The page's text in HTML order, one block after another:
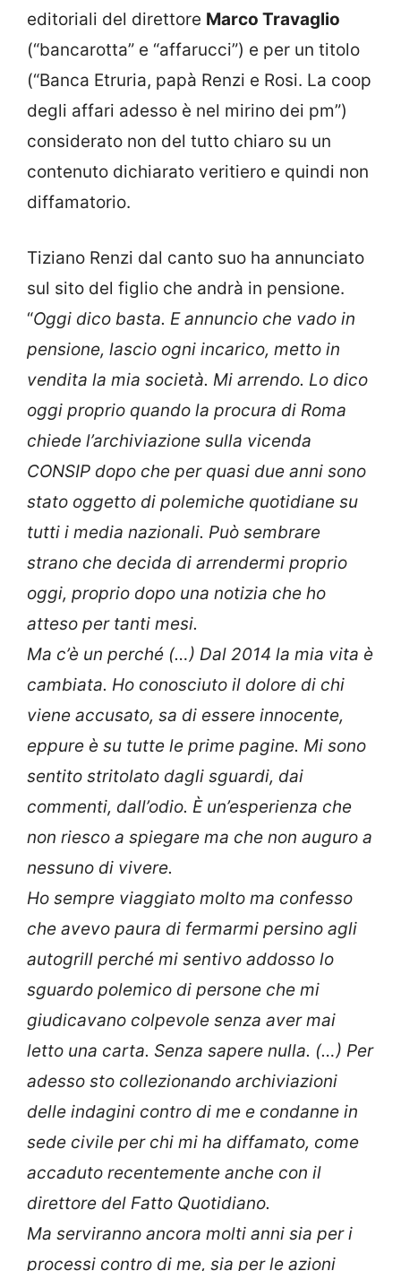
editoriali del direttore Marco Travaglio
(“bancarotta” e “affarucci”) e per un titolo
(“Banca Etruria, papà Renzi e Rosi. La coop
degli affari adesso è nel mirino dei pm”)
considerato non del tutto chiaro su un
contenuto dichiarato veritiero e quindi non
diffamatorio.
Tiziano Renzi dal canto suo ha annunciato
sul sito del figlio che andrà in pensione.
“Oggi dico basta. E annuncio che vado in
pensione, lascio ogni incarico, metto in
vendita la mia società. Mi arrendo. Lo dico
oggi proprio quando la procura di Roma
chiede l’archiviazione sulla vicenda
CONSIP dopo che per quasi due anni sono
stato oggetto di polemiche quotidiane su
tutti i media nazionali. Può sembrare
strano che decida di arrendermi proprio
oggi, proprio dopo una notizia che ho
atteso per tanti mesi.
Ma c’è un perché (…) Dal 2014 la mia vita è
cambiata. Ho conosciuto il dolore di chi
viene accusato, sa di essere innocente,
eppure è su tutte le prime pagine. Mi sono
sentito stritolato dagli sguardi, dai
commenti, dall’odio. È un’esperienza che
non riesco a spiegare ma che non auguro a
nessuno di vivere.
Ho sempre viaggiato molto ma confesso
che avevo paura di fermarmi persino agli
autogrill perché mi sentivo addosso lo
sguardo polemico di persone che mi
giudicavano colpevole senza aver mai
letto una carta. Senza sapere nulla. (…) Per
adesso sto collezionando archiviazioni
delle indagini contro di me e condanne in
sede civile per chi mi ha diffamato, come
accaduto recentemente anche con il
direttore del Fatto Quotidiano.
Ma serviranno ancora molti anni sia per i
processi contro di me, sia per le azioni